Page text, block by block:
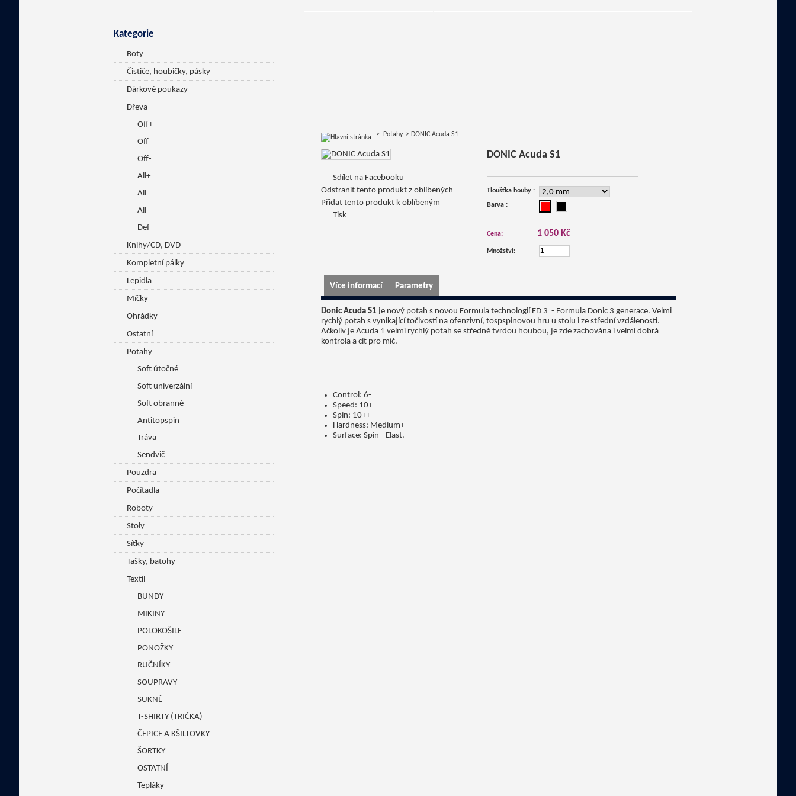
Kategorie
Boty
Čističe, houbičky, pásky
Dárkové poukazy
Dřeva
Off+
Off
Off-
All+
All
All-
Def
Knihy/CD, DVD
Kompletní pálky
Lepidla
Míčky
Ohrádky
Ostatní
Potahy
Soft útočné
Soft univerzální
Soft obranné
Antitopspin
Tráva
Sendvič
Pouzdra
Počítadla
Roboty
Stoly
Síťky
Tašky, batohy
Textil
BUNDY
MIKINY
POLOKOŠILE
PONOŽKY
RUČNÍKY
SOUPRAVY
SUKNĚ
T-SHIRTY (TRIČKA)
ČEPICE A KŠILTOVKY
ŠORTKY
OSTATNÍ
Tepláky
> Potahy > DONIC Acuda S1
Sdílet na Facebooku
Odstranit tento produkt z oblíbených
Přidat tento produkt k oblíbeným
Tisk
DONIC Acuda S1
Tloušťka houby :
Barva :
Cena: 1 050 Kč
Množství:
Více informací Parametry
Donic Acuda S1 je nový potah s novou Formula technologií FD 3 - Formula Donic 3 generace. Velmi
rychlý potah s vynikající točivostí na ofenzivní, tospspinovou hru u stolu i ze střední vzdálenosti.
Ačkoliv je Acuda 1 velmi rychlý potah se středně tvrdou houbou, je zde zachována i velmi dobrá
kontrola a cit pro míč.
Control: 6-
Speed: 10+
Spin: 10++
Hardness: Medium+
Surface: Spin - Elast.